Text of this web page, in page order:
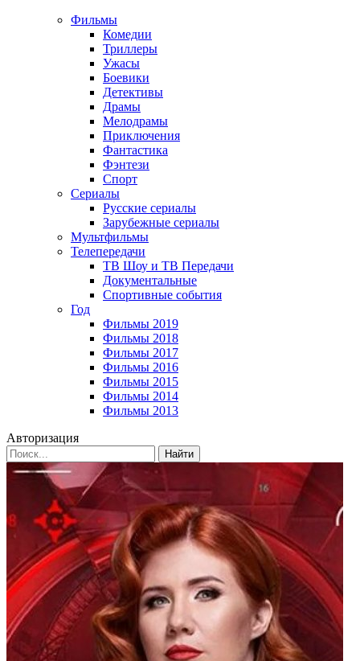
Фильмы
Комедии
Триллеры
Ужасы
Боевики
Детективы
Драмы
Мелодрамы
Приключения
Фантастика
Фэнтези
Спорт
Сериалы
Русские сериалы
Зарубежные сериалы
Мультфильмы
Телепередачи
ТВ Шоу и ТВ Передачи
Документальные
Спортивные события
Год
Фильмы 2019
Фильмы 2018
Фильмы 2017
Фильмы 2016
Фильмы 2015
Фильмы 2014
Фильмы 2013
Авторизация
Найти